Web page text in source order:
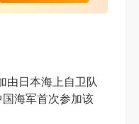
由日本海上自卫队
海军首次参加该